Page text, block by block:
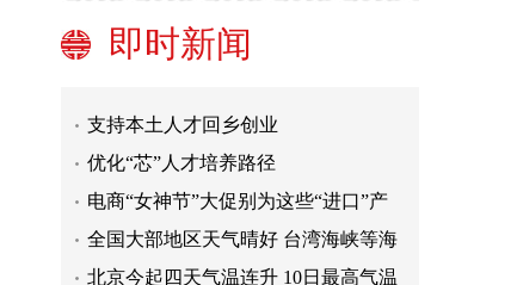
即时新闻
让“大象起舞”，中国如何应对数实融
合“必答题”？
让2亿灵活就业者没有后顾之忧 权益
优化“芯”人才培养路径
电商“女神节”大促别为这些“进口”产
品交智商税
全国大部地区天气晴好 台湾海峡等海
域有大风
北京今起四天气温连升 10日最高气温